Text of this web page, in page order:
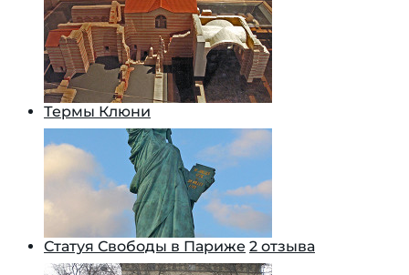
Термы Клюни
Статуя Свободы в Париже 2 отзыва